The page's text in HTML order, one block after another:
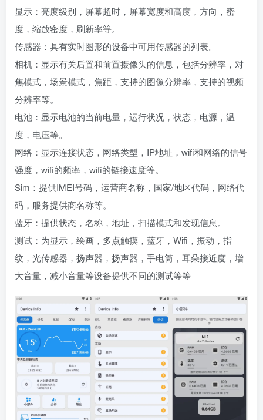
显示：亮度级别，屏幕超时，屏幕宽度和高度，方向，密
度，缩放密度，刷新率等。
传感器：具有实时图形的设备中可用传感器的列表。
相机：显示有关后置和前置摄像头的信息，包括分辨率，对
焦模式，场景模式，焦距，支持的图像分辨率，支持的视频
分辨率等。
电池：显示电池的当前电量，运行状况，状态，电源，温
度，电压等。
网络：显示连接状态，网络类型，IP地址，wifi和网络的信号
强度，wifi的频率，wifi的链接速度等。
Sim：提供IMEI号码，运营商名称，国家/地区代码，网络代
码，服务提供商名称等。
蓝牙：提供状态，名称，地址，扫描模式和发现信息。
测试：为显示，绘画，多点触摸，蓝牙，Wifi，振动，指
纹，光传感器，扬声器，扬声器，手电筒，耳朵接近度，增
大音量，减小音量等设备提供不同的测试等等